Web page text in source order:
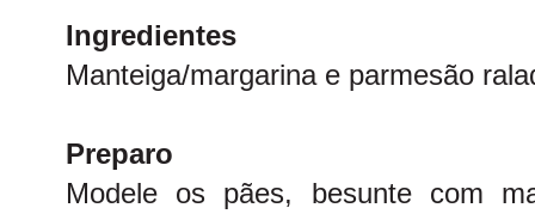
Ingredientes
Manteiga/margarina e parmesão
Preparo
Modele os pães, besunte com